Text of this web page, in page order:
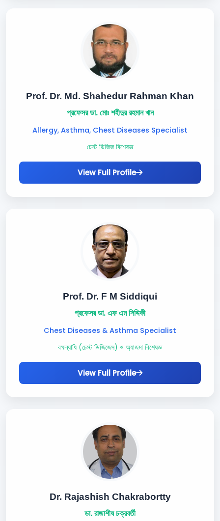
Prof. Dr. Md. Shahedur Rahman Khan
প্রফেসর ডা. মোঃ শহীদুর রহমান খান
Allergy, Asthma, Chest Diseases Specialist
চেস্ট ডিজিজ বিশেষজ্ঞ
View Full Profile
Prof. Dr. F M Siddiqui
প্রফেসর ডা. এফ এম সিদ্দিকী
Chest Diseases & Asthma Specialist
বক্ষব্যাধি (চেস্ট ডিজিজেস) ও অ্যাজমা বিশেষজ্ঞ
View Full Profile
Dr. Rajashish Chakrabortty
ডা. রাজাশীষ চক্রবর্তী